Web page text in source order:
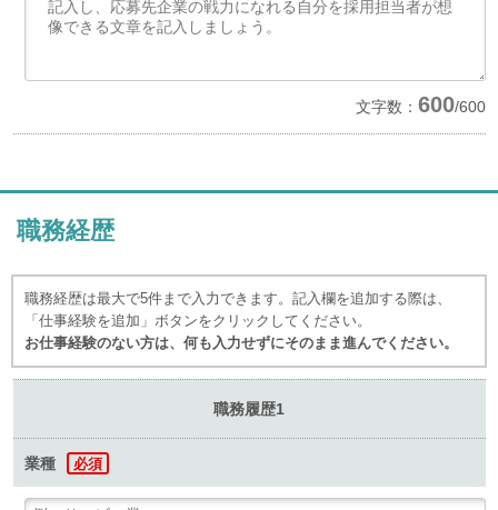
文字数： 600/600
職務経歴
職務経歴は最大で5件まで入力できます。記入欄を追加する際は、
「仕事経験を追加」ボタンをクリックしてください。
お仕事経験のない方は、何も入力せずにそのまま進んでください。
職務履歴1
業種 必須